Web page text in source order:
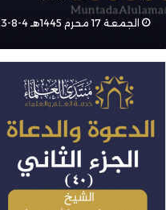
الجمعة 17 محرم 1445هـ 4-8-2023م